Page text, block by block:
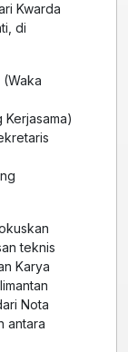
Kwarda
di
(Waka
Kerjasama)
teknis
Karya
Nota
antara